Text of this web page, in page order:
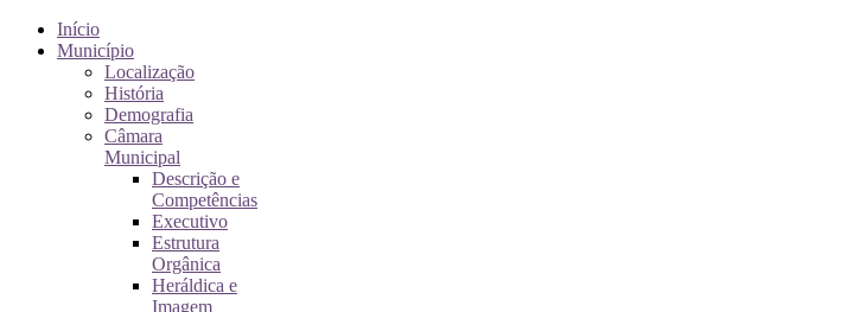
Início
Município
Localização
História
Demografia
Câmara
Municipal
Descrição e
Competências
Executivo
Estrutura
Orgânica
Heráldica e
Imagem